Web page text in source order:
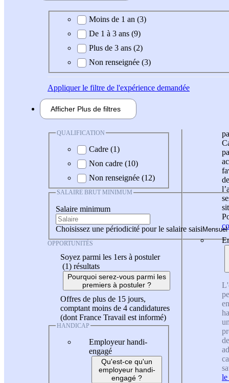
Expérience demandée
Moins de 1 an (3)
De 1 à 3 ans (9)
Plus de 3 ans (2)
Non renseignée (3)
Appliquerle filtre de l'expérience demandée
Afficher Plus de filtres
QUALIFICATION
Cadre (1)
Non cadre (10)
Non renseignée (12)
SALAIRE BRUT MINIMUM
Salaire minimum
Choisissez une périodicité pour le salaire saisi
OPPORTUNITÉS
Soyez parmi les 1ers à postuler
(1) résultats
Pourquoi serez-vous parmi les
premiers à postuler ?
Offres de plus de 15 jours,
comptant moins de 4 candidatures
(dont France Travail est informé)
HANDICAP
Employeur handi-
engagé
Qu'est-ce qu'un
employeur handi-
engagé ?